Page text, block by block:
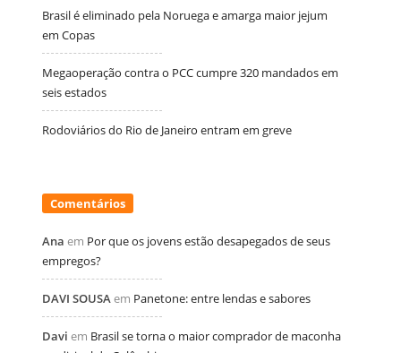
Brasil é eliminado pela Noruega e amarga maior jejum
em Copas
Megaoperação contra o PCC cumpre 320 mandados em
seis estados
Rodoviários do Rio de Janeiro entram em greve
Comentários
Ana em Por que os jovens estão desapegados de seus
empregos?
DAVI SOUSAem Panetone: entre lendas e sabores
Davi em Brasil se torna o maior comprador de maconha